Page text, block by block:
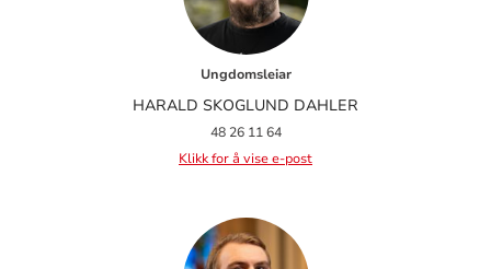
Ungdomsleiar
HARALD SKOGLUND DAHLER
48 26 11 64
Klikk for å vise e-post